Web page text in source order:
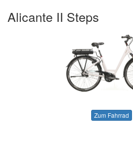
Alicante II Steps
Zum Fahrrad